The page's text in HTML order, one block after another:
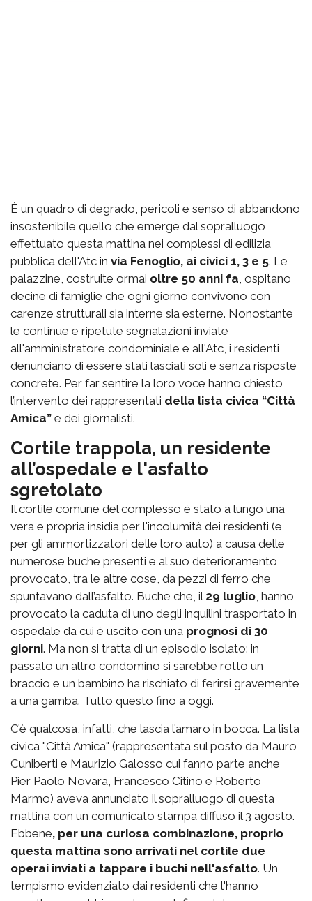
È un quadro di degrado, pericoli e senso di abbandono
insostenibile quello che emerge dal sopralluogo
effettuato questa mattina nei complessi di edilizia
pubblica dell'Atc in via Fenoglio, ai civici 1, 3 e 5. Le
palazzine, costruite ormai oltre 50 anni fa , ospitano
decine di famiglie che ogni giorno convivono con
carenze strutturali sia interne sia esterne. Nonostante
le continue e ripetute segnalazioni inviate
all'amministratore condominiale e all'Atc, i residenti
denunciano di essere stati lasciati soli e senza risposte
concrete. Per far sentire la loro voce hanno chiesto
l’intervento dei rappresentati della lista civica “Città
Amica” e dei giornalisti.
Cortile trappola, un residente
all’ospedale e l'asfalto
sgretolato
Il cortile comune del complesso è stato a lungo una
vera e propria insidia per l'incolumità dei residenti (e
per gli ammortizzatori delle loro auto) a causa delle
numerose buche presenti e al suo deterioramento
provocato, tra le altre cose, da pezzi di ferro che
spuntavano dall’asfalto. Buche che, il 29 luglio , hanno
provocato la caduta di uno degli inquilini trasportato in
ospedale da cui è uscito con una prognosi di 30
giorni. Ma non si tratta di un episodio isolato: in
passato un altro condomino si sarebbe rotto un
braccio e un bambino ha rischiato di ferirsi gravemente
a una gamba. Tutto questo fino a oggi.
C’è qualcosa, infatti, che lascia l’amaro in bocca. La lista
civica "Città Amica" (rappresentata sul posto da Mauro
Cuniberti e Maurizio Galosso cui fanno parte anche
Pier Paolo Novara, Francesco Citino e Roberto
Marmo) aveva annunciato il sopralluogo di questa
mattina con un comunicato stampa diffuso il 3 agosto.
Ebbene, per una curiosa combinazione, proprio
questa mattina sono arrivati nel cortile due
operai inviati a tappare i buchi nell'asfalto. Un
tempismo evidenziato dai residenti che l'hanno